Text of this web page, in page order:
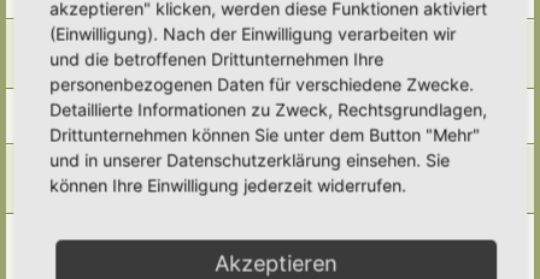
Bedrohung für unser heimisches Bodenökosystem
Letzter Beitrag vonfarbenfroh «Fr 31. Jan 2025, 21:13
Antworten:
Bodenarten/ Bodentypen/ Bodenbestimmung
Letzter Beitrag von Simbienchen« Di 28. Jan 2025, 13:23
Mit Moosen mulchen....?
Letzter Beitrag vonAnn1981 «Do 9. Jan 2025, 10:04
Fr 3. Jan 2025, 09:14
akzeptieren" klicken, werden diese Funktionen aktiviert
(Einwilligung). Nach der Einwilligung verarbeiten wir
und die betroffenen Drittunternehmen Ihre
personenbezogenen Daten für verschiedene Zwecke.
Detaillierte Informationen zu Zweck, Rechtsgrundlagen,
Drittunternehmen können Sie unter dem Button "Mehr"
und in unserer Datenschutzerklärung einsehen. Sie
können Ihre Einwilligung jederzeit widerrufen.
Akzeptieren